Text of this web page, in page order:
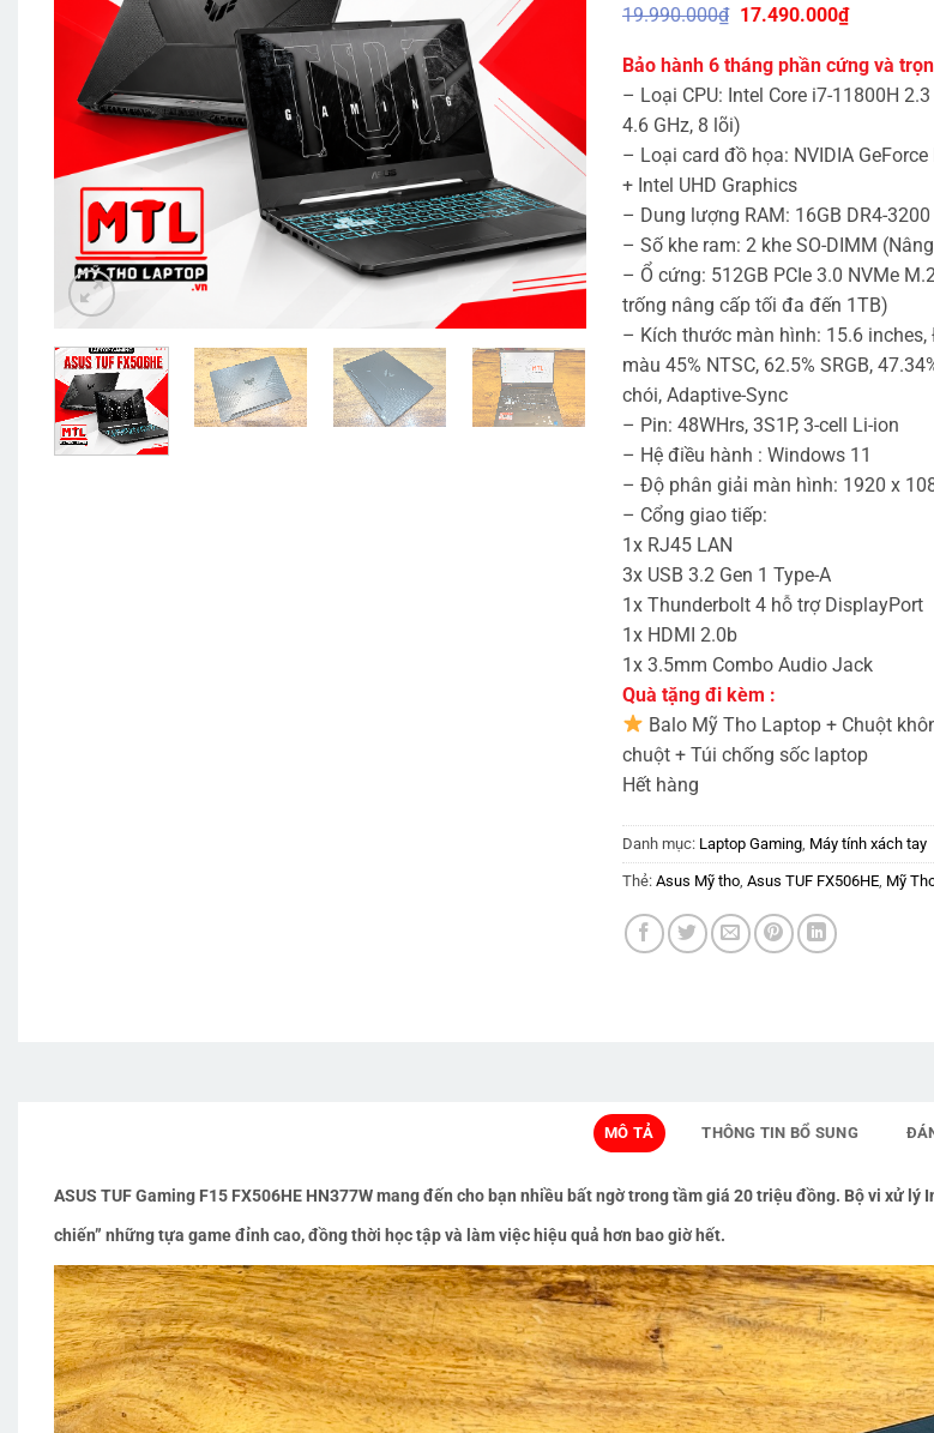
19.990.000₫ Giá
là:
19.990.000₫.
17.490.000₫Giá
hiện
là:
Bảo hành 6 tháng phần cứng và
– Loại CPU: Intel Core i7-11800H
4.6 GHz, 8 lõi)
– Loại card đồ họa: NVIDIA GeForce
+ Intel UHD Graphics
– Dung lượng RAM: 16GB DR4-3200
– Số khe ram: 2 khe SO-DIMM
– Ổ cứng: 512GB PCIe 3.0 NVMe
trống nâng cấp tối đa đến 1TB)
– Kích thước màn hình: 15.6
màu 45% NTSC, 62.5% SRGB,
chói, Adaptive-Sync
– Pin: 48WHrs, 3S1P, 3-cell Li-ion
– Hệ điều hành : Windows 11
– Độ phân giải màn hình: 1920 x
– Cổng giao tiếp:
1x RJ45 LAN
3x USB 3.2 Gen 1 Type-A
1x Thunderbolt 4 hỗ trợ DisplayPort
1x HDMI 2.0b
1x 3.5mm Combo Audio Jack
Quà tặng đi kèm :
Balo Mỹ Tho Laptop + Chuột
chuột + Túi chống sốc laptop
Hết hàng
Danh mục: Laptop Gaming Máy tính xách tay
Thẻ: Asus Mỹ tho Asus TUF FX506HE Mỹ
MÔ TẢ THÔNG TIN BỔ SUNG
ASUS TUF Gaming F15 FX506HE HN377W mang đến cho bạn nhiều bất ngờ trong tầm giá 20 triệu đồng. Bộ vi xử
chiến” những tựa game đỉnh cao, đồng thời học tập và làm việc hiệu quả hơn bao giờ hết.